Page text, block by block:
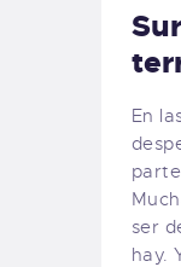
En
ser
hay.